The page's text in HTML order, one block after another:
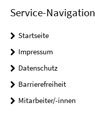
Service-Navigation
Startseite
Impressum
Datenschutz
Barrierefreiheit
Mitarbeiter/-innen